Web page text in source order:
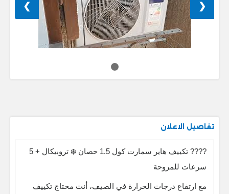
❮
❯
تفاصيل الاعلان
???? تكييف هاير سمارت كول 1.5 حصان ❄️ تروبيكال + 5
سرعات للمروحة
مع ارتفاع درجات الحرارة في الصيف، أنت محتاج تكييف